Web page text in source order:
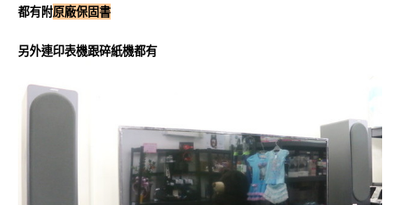
都有附原廠保固書
另外連印表機跟碎紙機都有